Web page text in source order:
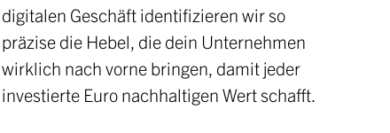
digitalen Geschäft identifizieren wir so
präzise die Hebel, die dein Unternehmen
wirklich nach vorne bringen, damit jeder
investierte Euro nachhaltigen Wert schafft.